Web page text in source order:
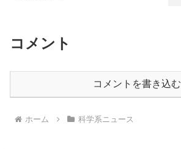
コメント
コメントを書き込む
ホーム 科学系ニュース